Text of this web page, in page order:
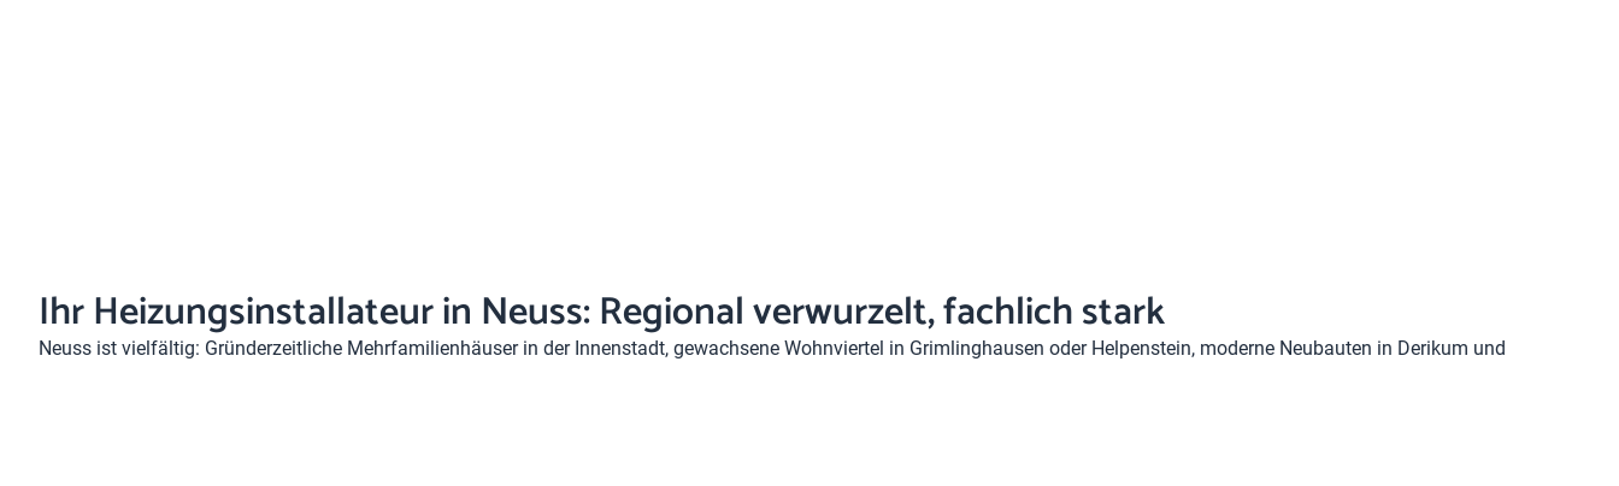
Ihr Heizungsinstallateur in Neuss: Regional verwurzelt, fachlich stark
Neuss ist vielfältig: Gründerzeitliche Mehrfamilienhäuser in der Innenstadt, gewachsene Wohnviertel in Grimlinghausen oder Helpenstein, moderne Neubauten in Derikum und